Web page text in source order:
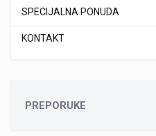
SPECIJALNA PONUDA
KONTAKT
PREPORUKE